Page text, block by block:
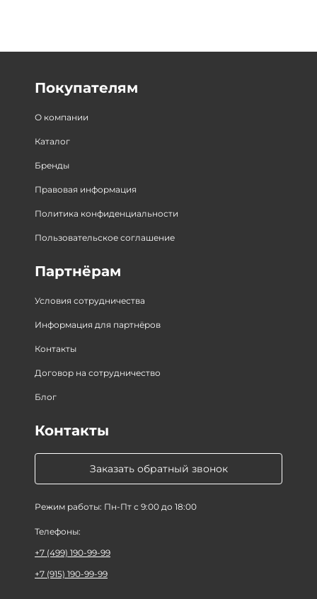
Покупателям
О компании
Каталог
Бренды
Правовая информация
Политика конфиденциальности
Пользовательское соглашение
Партнёрам
Условия сотрудничества
Информация для партнёров
Контакты
Договор на сотрудничество
Блог
Заказать обратный звонок
Режим работы: Пн-Пт с 9:00 до 18:00
Контакты
Телефоны:
+7 (499) 190-99-99
+7 (915) 190-99-99